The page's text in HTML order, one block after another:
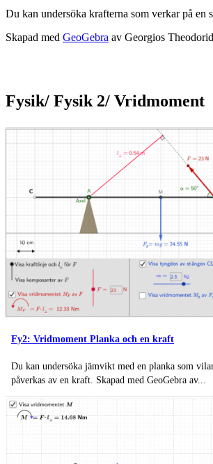
Du kan un­der­sö­ka kraf­ter­na som ver­kar på en
Ska­pad med Geo­Ge­bra av Ge­or­gi­os
Fysik/ Fysik 2/ Vridmoment
Fy2: Vridmoment Planka och en kraft
Du kan undersöka jämvikt med en planka som
påverkas av en kraft. Ska­pad med Geo­Ge­bra av...